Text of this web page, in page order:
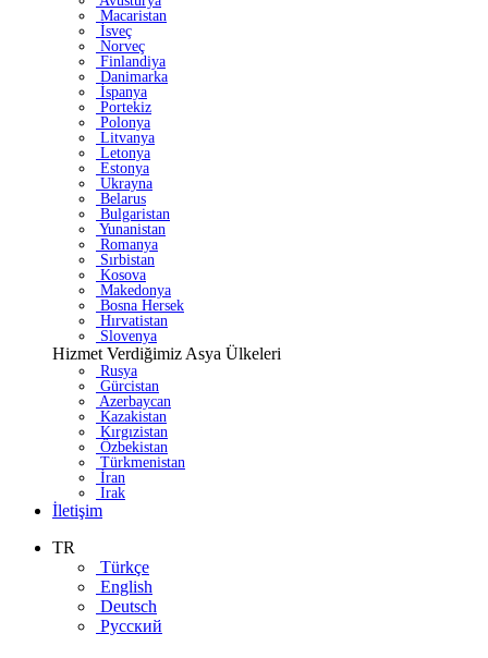
Macaristan
İsveç
Norveç
Finlandiya
Danimarka
İspanya
Portekiz
Polonya
Litvanya
Letonya
Estonya
Ukrayna
Belarus
Bulgaristan
Yunanistan
Romanya
Sırbistan
Kosova
Makedonya
Bosna Hersek
Hırvatistan
Slovenya
Hizmet Verdiğimiz Asya Ülkeleri
Rusya
Gürcistan
Azerbaycan
Kazakistan
Kırgızistan
Özbekistan
Türkmenistan
İran
Irak
İletişim
TR
Türkçe
English
Deutsch
Русский